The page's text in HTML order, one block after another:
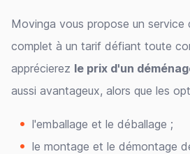
Movinga vous propose un service
complet à un tarif défiant toute
apprécierez le prix d'un
aussi avantageux, alors que les
l'emballage et le déballage ;
le montage et le démontage